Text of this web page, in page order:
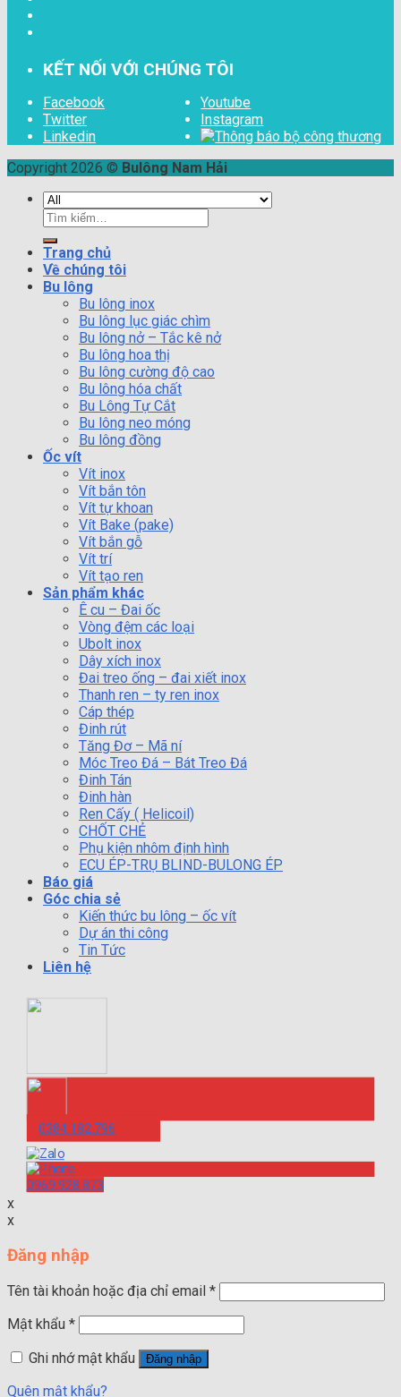
KẾT NỐI VỚI CHÚNG TÔI
Facebook
Youtube
Twitter
Instagram
Linkedin
Copyright 2026 © Bulông Nam Hải
Tìm
Trang chủ
Về chúng tôi
Bu lông
Bu lông inox
Bu lông lục giác chìm
Bu lông nở – Tắc kê nở
Bu lông hoa thị
Bu lông cường độ cao
Bu lông hóa chất
Bu Lông Tự Cắt
Bu lông neo móng
Bu lông đồng
Ốc vít
Vít inox
Vít bắn tôn
Vít tự khoan
Vít Bake (pake)
Vít bắn gỗ
Vít trí
Vít tạo ren
Sản phẩm khác
Ê cu – Đai ốc
Vòng đệm các loại
Ubolt inox
Dây xích inox
Đai treo ống – đai xiết inox
Thanh ren – ty ren inox
Cáp thép
Đinh rút
Tăng Đơ – Mã ní
Móc Treo Đá – Bát Treo Đá
Đinh Tán
Đinh hàn
Ren Cấy ( Helicoil)
CHỐT CHẺ
Phụ kiện nhôm định hình
ECU ÉP-TRỤ BLIND-BULONG ÉP
Báo giá
Góc chia sẻ
Kiến thức bu lông – ốc vít
Dự án thi công
Tin Tức
Liên hệ
0384.182.796
0969.928.873
x
x
Đăng nhập
Tên tài khoản hoặc địa chỉ email *
Mật khẩu *
Ghi nhớ mật khẩu
Đăng nhập
Quên mật khẩu?